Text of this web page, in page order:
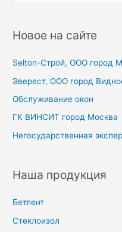
с
:
Новое на сайте
Selton-Строй, OOO город
Эверест, ООО город
Обслуживание окон
ГК ВИНСИТ город Москва
Негосударственная
Наша продукция
Бетлент
Стеклоизол